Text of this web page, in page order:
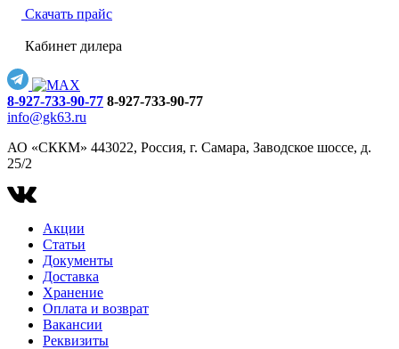
Скачать прайс
Кабинет дилера
8-927-733-90-77 8-927-733-90-77
info@gk63.ru
АО «СККМ» 443022, Россия, г. Самара, Заводское шоссе, д.
25/2
Акции
Статьи
Документы
Доставка
Хранение
Оплата и возврат
Вакансии
Реквизиты